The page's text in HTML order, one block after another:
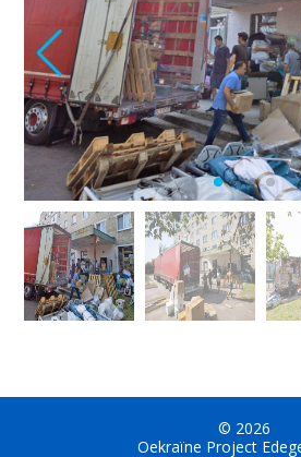
© 2026
Oekraïne Project